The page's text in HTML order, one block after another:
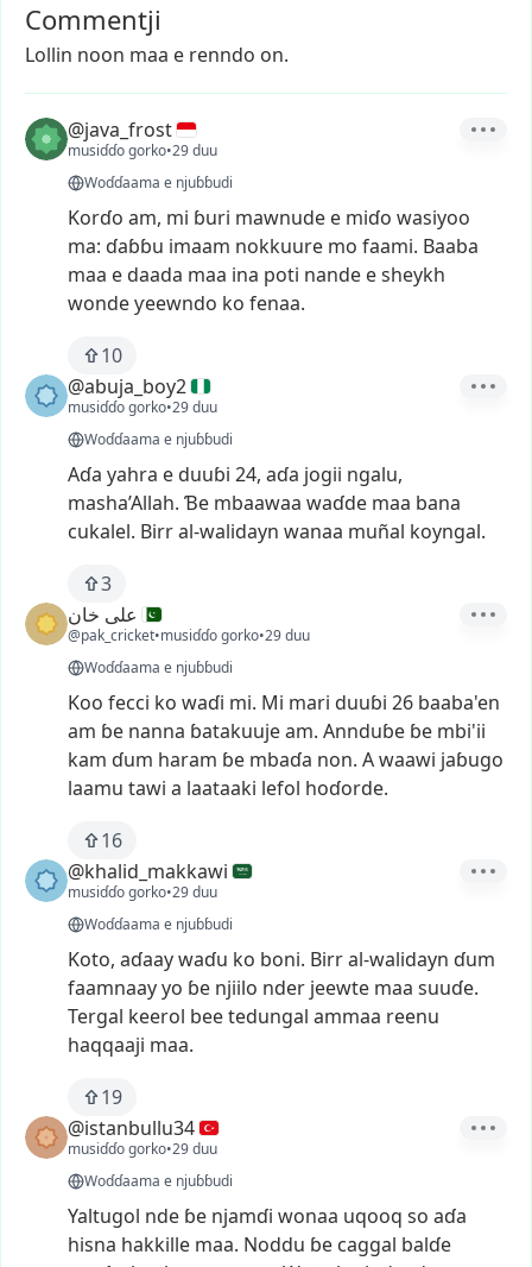
Commentji
Lollin noon maa e renndo on.
@java_frost
musiɗɗo gorko•29 duu
Woɗɗaama e njuɓɓudi
Korɗo am, mi ɓuri mawnude e miɗo wasiyoo
ma: ɗaɓɓu imaam nokkuure mo faami. Baaba
maa e daada maa ina poti nande esheykh
wondeƴeewndo ko fenaa.
10
@abuja_boy2
musiɗɗo gorko•29 duu
Woɗɗaama e njuɓɓudi
Aɗa yahra e duuɓi 24, aɗa jogii ngalu,
masha’Allah. Ɓe mbaawaa waɗde maa bana
cukalel. Birral-walidayn wanaa muñal koyngal.
3
علی خان
@pak_cricket•musiɗɗo gorko•29 duu
Woɗɗaama e njuɓɓudi
Koo fecci ko waɗi mi. Mi mari duuɓi 26 baaba'en
am ɓe nanna ɓatakuujeam. Annduɓe ɓe mbi'ii
kam ɗum haram ɓe mbaɗa non. Awaawi jaɓugo
laamu tawi a laataaki lefol hoɗorde.
16
@khalid_makkawi
musiɗɗo gorko•29 duu
Woɗɗaama e njuɓɓudi
Koto, aɗaaywaɗu ko boni. Birral-walidayn ɗum
faamnaayyo ɓe njiilo nder jeewte maa suuɗe.
Tergal keerol beetedungal ammaa reenu
haqqaaji maa.
19
@istanbullu34
musiɗɗo gorko•29 duu
Woɗɗaama e njuɓɓudi
Yaltugol nde ɓe njamɗi wonaa uqooq so aɗa
hisna hakkille maa. Noddu ɓe caggal balɗe